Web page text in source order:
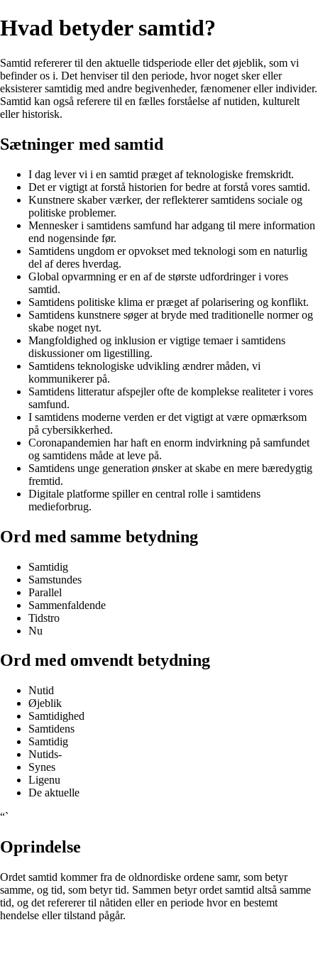
Hvad betyder samtid?
Samtid refererer til den aktuelle tidsperiode eller det øjeblik, som vi
befinder os i. Det henviser til den periode, hvor noget sker eller
eksisterer samtidig med andre begivenheder, fænomener eller individer.
Samtid kan også referere til en fælles forståelse af nutiden, kulturelt
eller historisk.
Sætninger med samtid
I dag lever vi i en samtid præget af teknologiske fremskridt.
Det er vigtigt at forstå historien for bedre at forstå vores samtid.
Kunstnere skaber værker, der reflekterer samtidens sociale og
politiske problemer.
Mennesker i samtidens samfund har adgang til mere information
end nogensinde før.
Samtidens ungdom er opvokset med teknologi som en naturlig
del af deres hverdag.
Global opvarmning er en af de største udfordringer i vores
samtid.
Samtidens politiske klima er præget af polarisering og konflikt.
Samtidens kunstnere søger at bryde med traditionelle normer og
skabe noget nyt.
Mangfoldighed og inklusion er vigtige temaer i samtidens
diskussioner om ligestilling.
Samtidens teknologiske udvikling ændrer måden, vi
kommunikerer på.
Samtidens litteratur afspejler ofte de komplekse realiteter i vores
samfund.
I samtidens moderne verden er det vigtigt at være opmærksom
på cybersikkerhed.
Coronapandemien har haft en enorm indvirkning på samfundet
og samtidens måde at leve på.
Samtidens unge generation ønsker at skabe en mere bæredygtig
fremtid.
Digitale platforme spiller en central rolle i samtidens
medieforbrug.
Ord med samme betydning
Samtidig
Samstundes
Parallel
Sammenfaldende
Tidstro
Nu
Ord med omvendt betydning
Nutid
Øjeblik
Samtidighed
Samtidens
Samtidig
Nutids-
Synes
Ligenu
De aktuelle
“`
Oprindelse
Ordet samtid kommer fra de oldnordiske ordene samr, som betyr
samme, og tid, som betyr tid. Sammen betyr ordet samtid altså samme
tid, og det refererer til nåtiden eller en periode hvor en bestemt
hendelse eller tilstand pågår.